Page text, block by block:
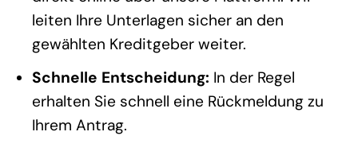
leiten Ihre Unterlagen sicher an den
gewählten Kreditgeber weiter.
Schnelle Entscheidung: In der Regel
erhalten Sie schnell eine Rückmeldung zu
Ihrem Antrag.